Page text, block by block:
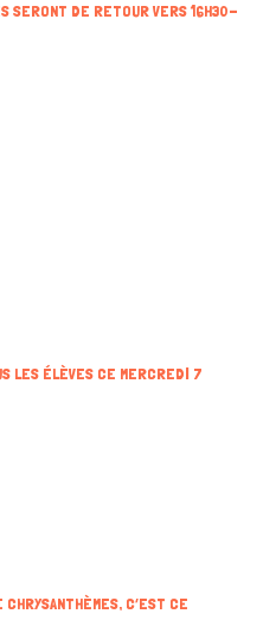
SERONT DE RETOUR VERS 16H30-
LES ÉLÈVES CE MERCREDI 7
CHRYSANTHÈMES, C’EST CE